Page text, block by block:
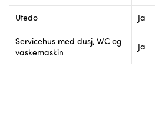
Utedo Ja
Servicehus med dusj, WC og
vaskemaskin
Ja